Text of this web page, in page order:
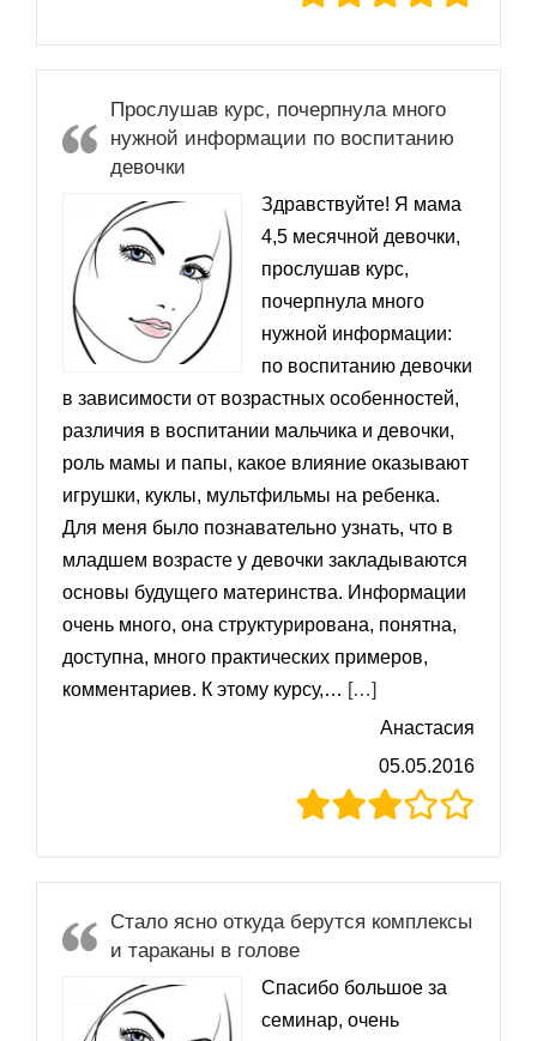
Прослушав курс, почерпнула много
нужной информации по воспитанию
девочки
Здравствуйте! Я мама
4,5 месячной девочки,
прослушав курс,
почерпнула много
нужной информации:
по воспитанию девочки
в зависимости от возрастных особенностей,
различия в воспитании мальчика и девочки,
роль мамы и папы, какое влияние оказывают
игрушки, куклы, мультфильмы на ребенка.
Для меня было познавательно узнать, что в
младшем возрасте у девочки закладываются
основы будущего материнства. Информации
очень много, она структурирована, понятна,
доступна, много практических примеров,
комментариев. К этому курсу,… […]«Прослушав
Анастасия
05.05.2016
Стало ясно откуда берутся комплексы
и тараканы в голове
Спасибо большое за
семинар, очень